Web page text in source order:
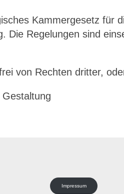
Kammergesetz für
Die Regelungen sind
von Rechten dritter,
Impressum